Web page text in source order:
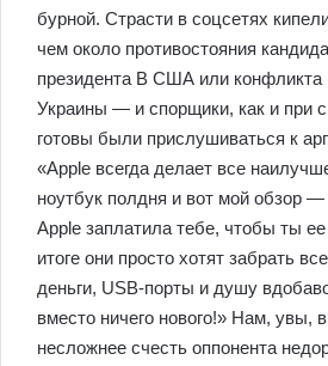
бурной. Страсти в соцсетях
чем около противостояния
президента В США или конфликта
Украины — и спорщики, как и при
готовы были прислушиваться к
«Apple всегда делает все
ноутбук полдня и вот мой обзор —
Apple заплатила тебе, чтобы ты
итоге они просто хотят забрать
деньги, USB-порты и душу
вместо ничего нового!» Нам, увы,
несложнее счесть оппонента